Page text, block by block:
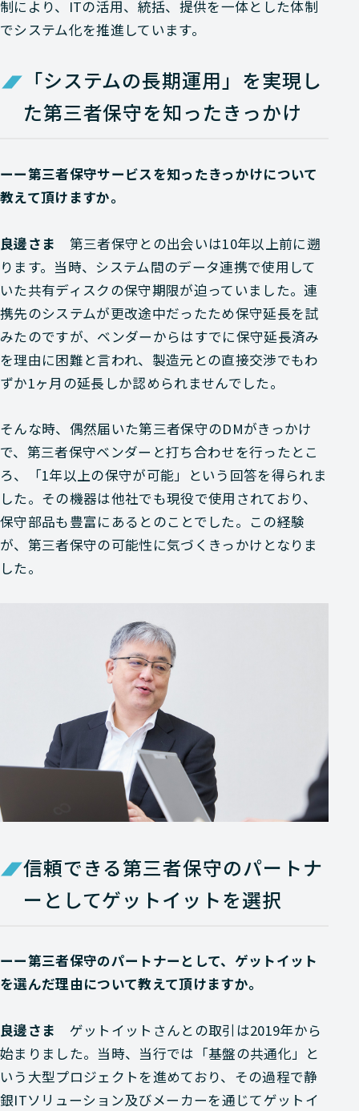
制により、ITの活用、統括、提供を一体とした体制
でシステム化を推進しています。
「システムの長期運用」を実現し
た第三者保守を知ったきっかけ
ーー第三者保守サービスを知ったきっかけについて
教えて頂けますか。
良邊さま 第三者保守との出会いは10年以上前に遡
ります。当時、システム間のデータ連携で使用して
いた共有ディスクの保守期限が迫っていました。連
携先のシステムが更改途中だったため保守延長を試
みたのですが、ベンダーからはすでに保守延長済み
を理由に困難と言われ、製造元との直接交渉でもわ
ずか1ヶ月の延長しか認められませんでした。
そんな時、偶然届いた第三者保守のDMがきっかけ
で、第三者保守ベンダーと打ち合わせを行ったとこ
ろ、「1年以上の保守が可能」という回答を得られま
した。その機器は他社でも現役で使用されており、
保守部品も豊富にあるとのことでした。この経験
が、第三者保守の可能性に気づくきっかけとなりま
した。
信頼できる第三者保守のパートナ
ーとしてゲットイットを選択
ーー第三者保守のパートナーとして、ゲットイット
を選んだ理由について教えて頂けますか。
良邊さま ゲットイットさんとの取引は2019年から
始まりました。当時、当行では「基盤の共通化」と
いう大型プロジェクトを進めており、その過程で静
銀ITソリューション及びメーカーを通じてゲットイ